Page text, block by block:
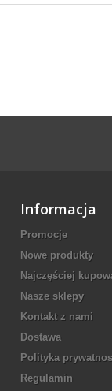
Informacja
Promocje
Nowe produkty
Najczęściej
Nasze sklepy
Kontakt z nami
Dostawa
Polityka
Regulamin